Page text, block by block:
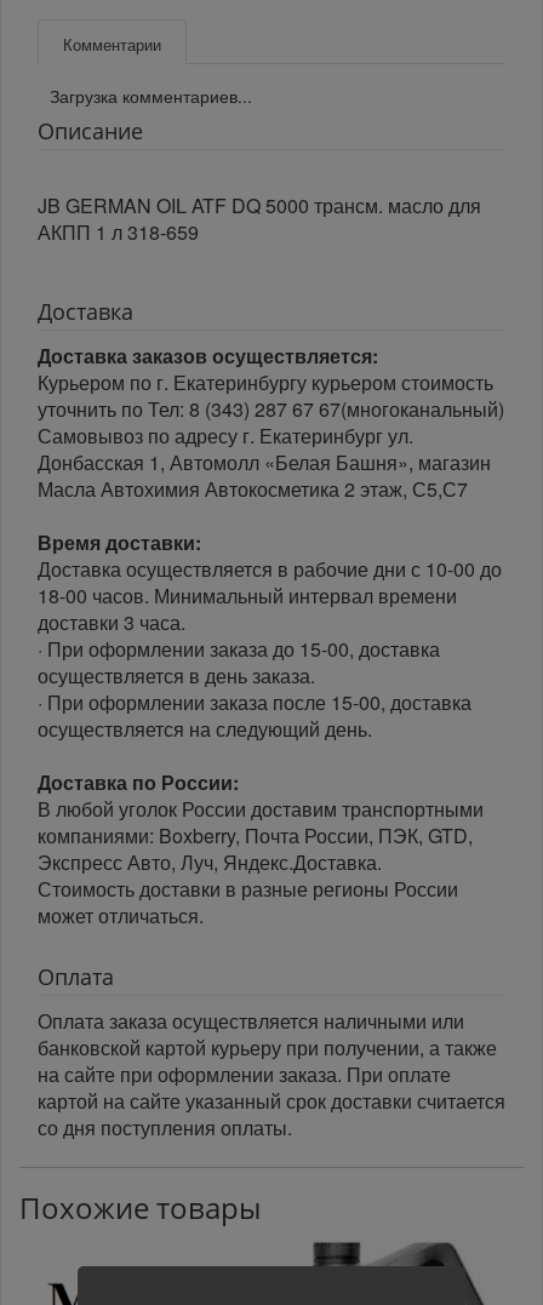
Комментарии
Загрузка комментариев...
Описание
JB GERMAN OIL ATF DQ 5000 трансм. масло для
АКПП 1 л 318-659
Доставка
Доставка заказов осуществляется:
Курьером по г. Екатеринбургу курьером стоимость
уточнить по Тел: 8 (343) 287 67 67(многоканальный)
Самовывоз по адресу г. Екатеринбург ул.
Донбасская 1, Автомолл «Белая Башня», магазин
Масла Автохимия Автокосметика 2 этаж, С5,С7
Время доставки:
Доставка осуществляется в рабочие дни с 10-00 до
18-00 часов. Минимальный интервал времени
доставки 3 часа.
· При оформлении заказа до 15-00, доставка
осуществляется в день заказа.
· При оформлении заказа после 15-00, доставка
осуществляется на следующий день.
Доставка по России:
В любой уголок России доставим транспортными
компаниями: Boxberry, Почта России, ПЭК, GTD,
Экспресс Авто, Луч, Яндекс.Доставка.
Стоимость доставки в разные регионы России
может отличаться.
Оплата
Оплата заказа осуществляется наличными или
банковской картой курьеру при получении, а также
на сайте при оформлении заказа. При оплате
картой на сайте указанный срок доставки считается
со дня поступления оплаты.
Похожие товары